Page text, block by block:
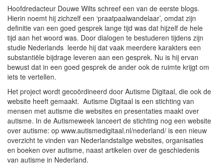
Hoofdredacteur Douwe Wilts schreef een van de eerste blogs.
Hierin noemt hij zichzelf een ‘praatpaalwandelaar’, omdat zijn
definitie van een goed gesprek lange tijd was dat hijzelf de hele
tijd aan het woord was. Door dialogen te bestuderen tijdens zijn
studie Nederlands leerde hij dat vaak meerdere karakters een
substantiële bijdrage leveren aan een gesprek. Nu is hij ervan
bewust dat in een goed gesprek de ander ook de ruimte krijgt om
iets te vertellen.
Het project wordt gecoördineerd door Autisme Digitaal, die ook de
website heeft gemaakt. Autisme Digitaal is een stichting van
mensen met autisme die websites en presentaties maakt over
autisme. In de Autismeweek lanceert de stichting nog een website
over autisme: op www.autismedigitaal.nl/nederland/ is een nieuw
overzicht te vinden van Nederlandstalige websites, organisaties
en boeken over autisme, naast artikelen over de geschiedenis
van autisme in Nederland.